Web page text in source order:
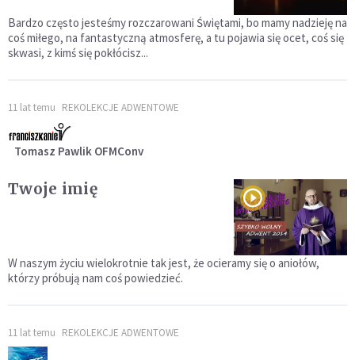
Bardzo często jesteśmy rozczarowani Świętami, bo mamy nadzieję na
coś miłego, na fantastyczną atmosferę, a tu pojawia się ocet, coś się
skwasi, z kimś się pokłócisz...
11 lat temu REKOLEKCJE ADWENTOWE
Tomasz Pawlik OFMConv
Twoje imię
W naszym życiu wielokrotnie tak jest, że ocieramy się o aniołów,
którzy próbują nam coś powiedzieć.
11 lat temu REKOLEKCJE ADWENTOWE